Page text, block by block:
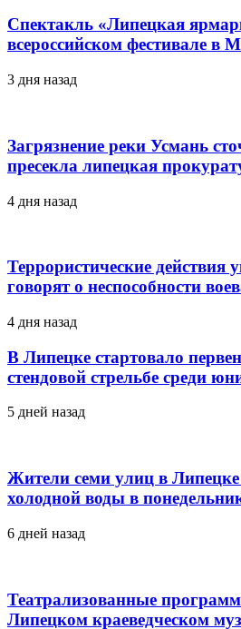
Спектакль «Липецкая
всероссийском фестивале в
3 дня назад
Загрязнение реки Усмань
пресекла липецкая
4 дня назад
Террористические действия
говорят о неспособности
4 дня назад
В Липецке стартовало
стендовой стрельбе среди
5 дней назад
Жители семи улиц в Липецке
холодной воды в
6 дней назад
Театрализованные
Липецком краеведческом